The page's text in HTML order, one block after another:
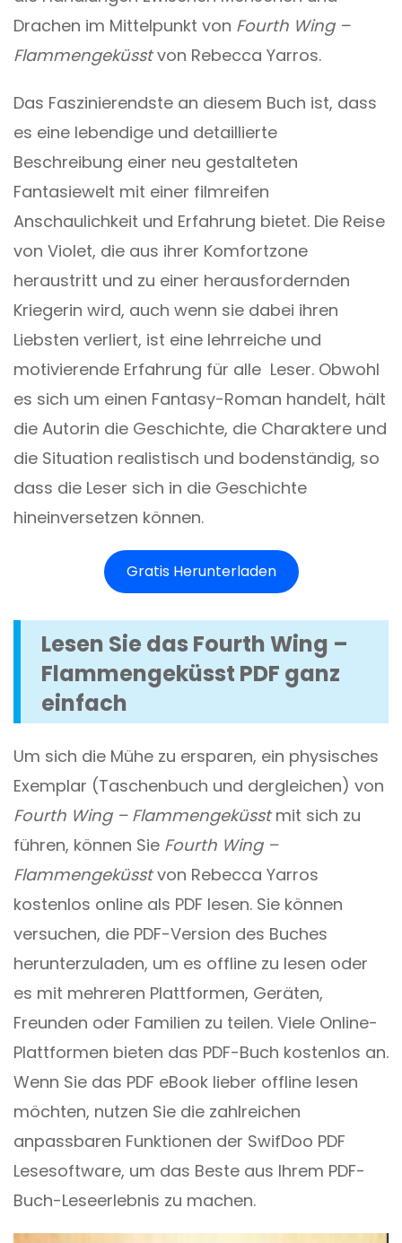
Drachen im Mittelpunkt von Fourth Wing –
Flammengeküsstvon Rebecca Yarros.
Das Faszinierendste an diesem Buch ist, dass
es eine lebendige und detaillierte
Beschreibung einer neu gestalteten
Fantasiewelt mit einer filmreifen
Anschaulichkeit und Erfahrung bietet. Die Reise
von Violet, die aus ihrer Komfortzone
heraustritt und zu einer herausfordernden
Kriegerin wird, auch wenn sie dabei ihren
Liebsten verliert, ist eine lehrreiche und
motivierende Erfahrung für alle Leser. Obwohl
es sich um einen Fantasy-Roman handelt, hält
die Autorin die Geschichte, die Charaktere und
die Situation realistisch und bodenständig, so
dass die Leser sich in die Geschichte
hineinversetzen können.
Gratis Herunterladen
Lesen Sie das Fourth Wing –
Flammengeküsst PDF ganz
einfach
Um sich die Mühe zu ersparen, ein physisches
Exemplar (Taschenbuch und dergleichen) von
Fourth Wing – Flammengeküsstmit sich zu
führen, können Sie Fourth Wing –
Flammengeküsstvon Rebecca Yarros
kostenlos online als PDF lesen. Sie können
versuchen, die PDF-Version des Buches
herunterzuladen, um es offline zu lesen oder
es mit mehreren Plattformen, Geräten,
Freunden oder Familien zu teilen. Viele Online-
Plattformen bieten das PDF-Buch kostenlos an.
Wenn Sie das PDF eBook lieber offline lesen
möchten, nutzen Sie die zahlreichen
anpassbaren Funktionen der SwifDoo PDF
Lesesoftware, um das Beste aus Ihrem PDF-
Buch-Leseerlebnis zu machen.